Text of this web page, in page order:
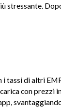
stressante.
di altri
con prezzi